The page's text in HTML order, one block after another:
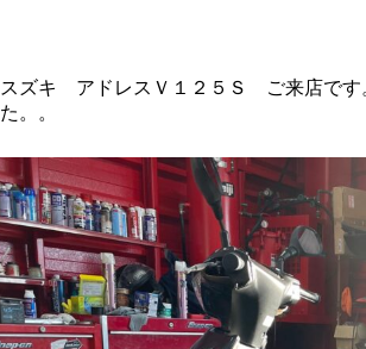
スズキ アドレスＶ１２５Ｓ ご来店です
た。。